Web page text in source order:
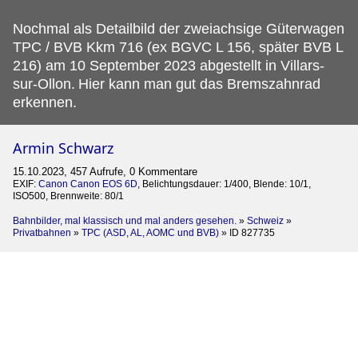
Nochmal als Detailbild der zweiachsige Güterwagen
TPC / BVB Kkm 716 (ex BGVC L 156, später BVB L
216) am 10 September 2023 abgestellt in Villars-
sur-Ollon. Hier kann man gut das Bremszahnrad
erkennen.
Armin Schwarz
15.10.2023, 457 Aufrufe, 0 Kommentare
EXIF: Canon Canon EOS 6D , Belichtungsdauer: 1/400, Blende: 10/1,
ISO500, Brennweite: 80/1
Bahnbilder, mal klassisch und mal anders gesehen. » Schweiz »
Privatbahnen » TPC (ASD, AL, AOMC und BVB) » ID 827735